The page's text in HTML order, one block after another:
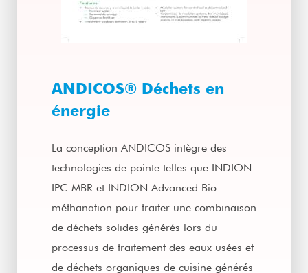
ANDICOS® Déchets en
énergie
La conception ANDICOS intègre des
technologies de pointe telles que INDION
IPC MBR et INDION Advanced Bio-
méthanation pour traiter une combinaison
de déchets solides générés lors du
processus de traitement des eaux usées et
de déchets organiques de cuisine générés